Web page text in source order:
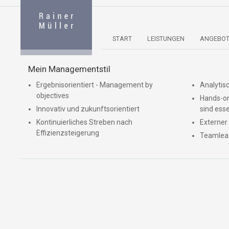
START LEISTUNGEN
Hands-
sind
Mein Managementstil
Ergebnisorientiert - Management by
objectives
Innovativ und zukunftsorientiert
Kontinuierliches Streben nach
Effizienzsteigerung